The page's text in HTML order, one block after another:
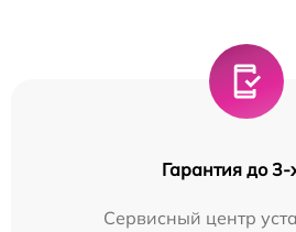
Гарантия до 3-
Сервисный центр